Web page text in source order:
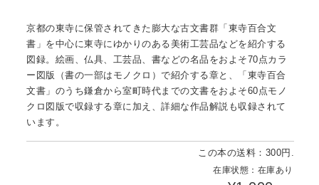
京都の東寺に保管されてきた膨大な古文書群「東寺百合文
書」を中心に東寺にゆかりのある美術工芸品などを紹介する
図録。絵画、仏具、工芸品、書などの名品をおよそ70点カラ
ー図版（書の一部はモノクロ）で紹介する章と、「東寺百合
文書」のうち鎌倉から室町時代までの文書をおよそ60点モノ
クロ図版で収録する章に加え、詳細な作品解説も収録されて
います。
この本の送料：300円.
在庫状態：在庫あり